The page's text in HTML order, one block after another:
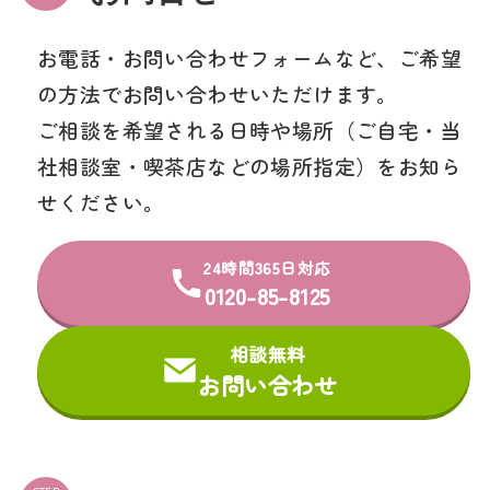
お電話・お問い合わせフォームなど、ご希望
の方法でお問い合わせいただけます。
ご相談を希望される日時や場所（ご自宅・当
社相談室・喫茶店などの場所指定）をお知ら
せください。
24時間365日対応
0120-85-8125
相談無料
お問い合わせ